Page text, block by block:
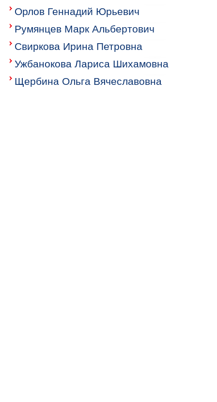
Орлов Геннадий Юрьевич
Румянцев Марк Альбертович
Свиркова Ирина Петровна
Ужбанокова Лариса Шихамовна
Щербина Ольга Вячеславовна